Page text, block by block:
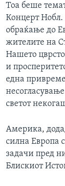
УМЕТНОСТ И
ИНТЕРВЈУА
Јазици
Тоа беше
Концерт Нобл.
обраќање до
жителите на
Нашето цврсто
и
една
светот
Америка,
силна Европа
задачи пред
Блискиот